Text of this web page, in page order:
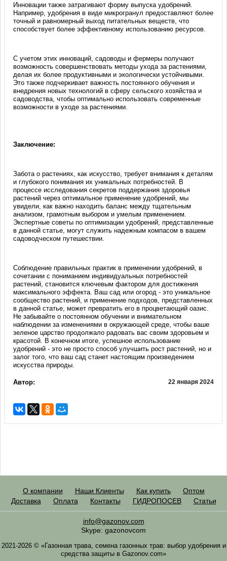
Инновации также затрагивают форму выпуска удобрений.
Например, удобрения в виде микрогранул предоставляют более
точный и равномерный выход питательных веществ, что
способствует более эффективному использованию ресурсов.
С учетом этих инноваций, садоводы и фермеры получают
возможность совершенствовать методы ухода за растениями,
делая их более продуктивными и экологически устойчивыми.
Это также подчеркивает важность постоянного обучения и
внедрения новых технологий в сферу сельского хозяйства и
садоводства, чтобы оптимально использовать современные
возможности в уходе за растениями.
Заключение:
Забота о растениях, как искусство, требует внимания к деталям
и глубокого понимания их уникальных потребностей. В
процессе исследования секретов поддержания здоровья
растений через оптимальное применение удобрений, мы
увидели, как важно находить баланс между тщательным
анализом, грамотным выбором и умелым применением.
Экспертные советы по оптимизации удобрений, представленные
в данной статье, могут служить надежным компасом в вашем
садоводческом путешествии.
Соблюдение правильных практик в применении удобрений, в
сочетании с пониманием индивидуальных потребностей
растений, становится ключевым фактором для достижения
максимального эффекта. Ваш сад или огород - это уникальное
сообщество растений, и применение подходов, представленных
в данной статье, может превратить его в процветающий оазис.
Не забывайте о постоянном обучении и внимательном
наблюдении за изменениями в окружающей среде, чтобы ваше
зеленое царство продолжало радовать вас своим здоровьем и
красотой. В конечном итоге, успешное использование
удобрений - это не просто способ улучшить рост растений, но и
залог того, что ваш сад станет настоящим произведением
искусства природы.
22 января 2024
Автор:
О компании Наши Клиенты Как купить
Оптом
Доставка
Оплата Контакты ГИДРОПОСЕВ Статьи
info@gazonov.com
Skype: gazonovcom
2021-2026 © «Газонная трава, семена газонных трав: выбор удобрения и
средства защиты в Gazonov.com»